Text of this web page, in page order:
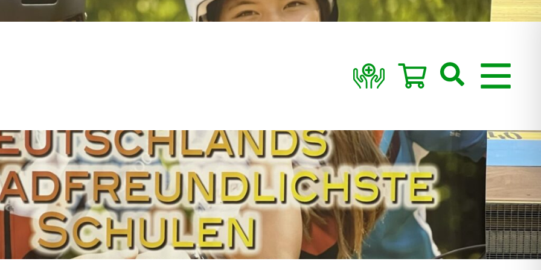
Suchen